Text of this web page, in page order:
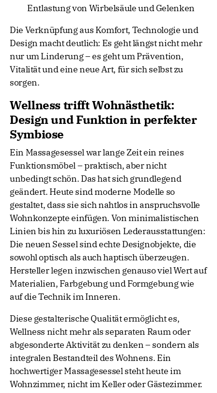
Entlastung von Wirbelsäule und Gelenken
Die Verknüpfung aus Komfort, Technologie und
Design macht deutlich: Es geht längst nicht mehr
nur um Linderung – es geht um Prävention,
Vitalität und eine neue Art, für sich selbst zu
sorgen.
Wellness trifft Wohnästhetik:
Design und Funktion in perfekter
Symbiose
Ein Massagesessel war lange Zeit ein reines
Funktionsmöbel – praktisch, aber nicht
unbedingt schön. Das hat sich grundlegend
geändert. Heute sind moderne Modelle so
gestaltet, dass sie sich nahtlos in anspruchsvolle
Wohnkonzepte einfügen. Von minimalistischen
Linien bis hin zu luxuriösen Lederausstattungen:
Die neuen Sessel sind echte Designobjekte, die
sowohl optisch als auch haptisch überzeugen.
Hersteller legen inzwischen genauso viel Wert auf
Materialien, Farbgebung und Formgebung wie
auf die Technik im Inneren.
Diese gestalterische Qualität ermöglicht es,
Wellness nicht mehr als separaten Raum oder
abgesonderte Aktivität zu denken – sondern als
integralen Bestandteil des Wohnens. Ein
hochwertiger Massagesessel steht heute im
Wohnzimmer, nicht im Keller oder Gästezimmer.